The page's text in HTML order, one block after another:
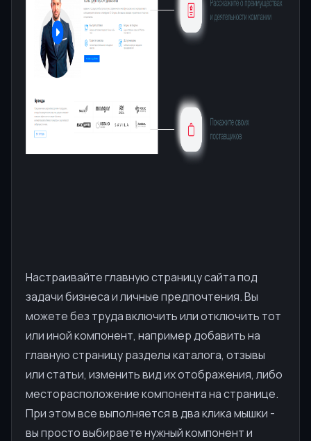
Настраивайте главную страницу сайта под
задачи бизнеса и личные предпочтения. Вы
можете без труда включить или отключить тот
или иной компонент, например добавить на
главную страницу разделы каталога, отзывы
или статьи, изменить вид их отображения, либо
месторасположение компонента на странице.
При этом все выполняется в два клика мышки -
вы просто выбираете нужный компонент и